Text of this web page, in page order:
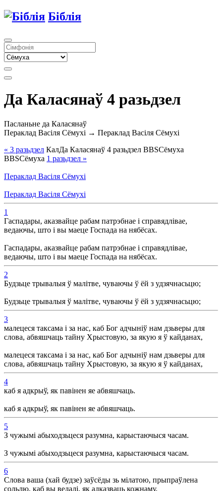
Біблія
Да Каласянаў 4 разьдзел
Пасланьне да Каласянаў
Пераклад Васіля Сёмухі → Пераклад Васіля Сёмухі
« 3 разьдзел КалДа Каласянаў 4 разьдзел BBSСёмуха
BBSСёмуха 1 разьдзел »
Пераклад Васіля Сёмухі
Пераклад Васіля Сёмухі
1
Гаспадары, аказвайце рабам патрэбнае і справядлівае,
ведаючы, што і вы маеце Госпада на нябёсах.
Гаспадары, аказвайце рабам патрэбнае і справядлівае,
ведаючы, што і вы маеце Госпада на нябёсах.
2
Будзьце трывалыя ў малітве, чуваючы ў ёй з удзячнасьцю;
Будзьце трывалыя ў малітве, чуваючы ў ёй з удзячнасьцю;
3
малецеся таксама і за нас, каб Бог адчыніў нам дзьверы для
слова, абвяшчаць тайну Хрыстовую, за якую я ў кайданах,
малецеся таксама і за нас, каб Бог адчыніў нам дзьверы для
слова, абвяшчаць тайну Хрыстовую, за якую я ў кайданах,
4
каб я адкрыў, як павінен яе абвяшчаць.
каб я адкрыў, як павінен яе абвяшчаць.
5
З чужымі абыходзьцеся разумна, карыстаючыся часам.
З чужымі абыходзьцеся разумна, карыстаючыся часам.
6
Слова ваша (хай будзе) заўсёды зь мілатою, прыпраўлена
сольлю, каб вы ведалі, як адказваць кожнаму.